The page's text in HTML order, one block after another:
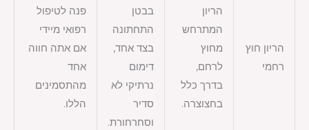
הריון חוץ
רחמי
הריון
המתרחש
מחוץ
לרחם,
בדרך כלל
בחצוצרה.
בבטן
התחתונה
בצד אחד,
דימום
נרתיקי לא
סדיר
וסחרחורת.
פנה לטיפול
רפואי מיידי
אם אתה חווה
אחד
מהתסמינים
הללו.